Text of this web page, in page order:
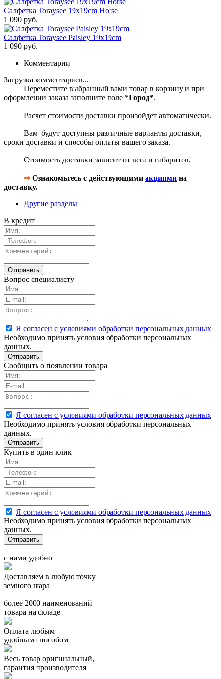
Салфетка Toraysee 19x19cm Horse
1 090 руб.
Салфетка Toraysee Paisley 19x19cm
1 090 руб.
Комментарии
Загрузка комментариев...
Переместите выбранный вами товар в корзину и при
оформлении заказа заполните поле *Город*.
Расчет стоимости доставки произойдет автоматически.
Вам будут доступны различные варианты доставки,
сроки доставки и способы оплаты вашего заказа.
Стоимость доставки зависит от веса и габаритов.
⇒Ознакомьтесь с действующими акциями на
доставку.
Другие разделы
В кредит
Вопрос специалисту
Я согласен с условиями обработки персональных данных
Необходимо принять условия обработки персональных
данных.
Сообщить о появлении товара
Я согласен с условиями обработки персональных данных
Необходимо принять условия обработки персональных
данных.
Купить в один клик
Я согласен с условиями обработки персональных данных
Необходимо принять условия обработки персональных
данных.
с нами удобно
Доставляем в любую точку
земного шара
более 2000 наименований
товара на складе
Оплата любым
удобным способом
Весь товар оригинальный,
гарантия производителя